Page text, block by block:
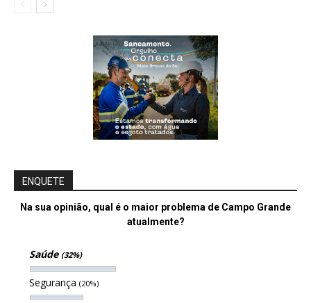
ENQUETE
Na sua opinião, qual é o maior problema de Campo Grande
atualmente?
Saúde (32%)
Segurança (20%)